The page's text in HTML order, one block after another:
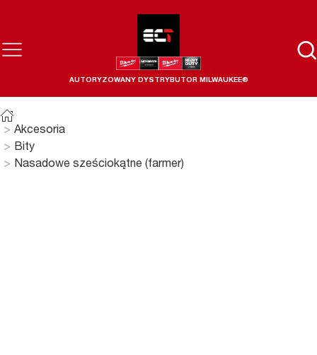
AUTORYZOWANY DYSTRYBUTOR MILWAUKEE®
Akcesoria
Bity
Nasadowe sześciokątne (farmer)